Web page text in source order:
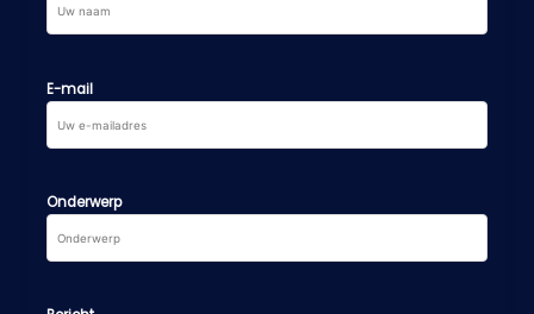
E-mail
Onderwerp